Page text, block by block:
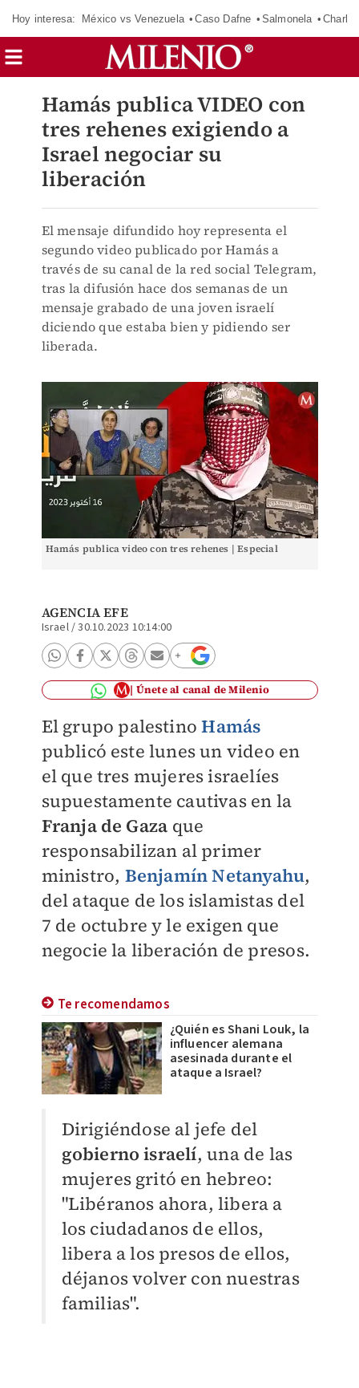
Hoy interesa: México vs Venezuela Caso Dafne Salmonela
Hamás publica VIDEO con
tres rehenes exigiendo a
Israel negociar su
liberación
El mensaje difundido hoy representa el
segundo video publicado por Hamás a
través de su canal de la red social Telegram,
tras la difusión hace dos semanas de un
mensaje grabado de una joven israelí
diciendo que estaba bien y pidiendo ser
liberada.
Hamás publica video con tres rehenes | Especial
AGENCIA EFE
Israel/30.10.2023 10:14:00
Únete al canal de Milenio
El grupo palestinoHamás
publicó este lunes un video en
el que tres mujeres israelíes
supuestamente cautivas en la
Franja de Gaza que
responsabilizan al primer
ministro, Benjamín Netanyahu,
del ataque de los islamistas del
7 de octubre y le exigen que
negocie la liberación de presos.
Te recomendamos
¿Quién es Shani Louk, la
influencer alemana
asesinada durante el
ataque a Israel?
Dirigiéndose al jefe del
gobierno israelí, una de las
mujeres gritó en hebreo:
"Libéranos ahora, libera a
los ciudadanos de ellos,
libera a los presos de ellos,
déjanos volver con nuestras
familias".